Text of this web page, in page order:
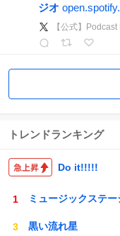
ジオ
【公式】
トレンドランキング
Do it!!!!!
ミュージックステー
黒い流れ星